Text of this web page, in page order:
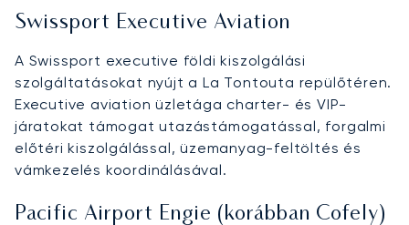
Swissport Executive Aviation
A Swissport executive földi kiszolgálási
szolgáltatásokat nyújt a La Tontouta repülőtéren.
Executive aviation üzletága charter- és VIP-
járatokat támogat utazástámogatással, forgalmi
előtéri kiszolgálással, üzemanyag-feltöltés és
vámkezelés koordinálásával.
Pacific Airport Engie (korábban Cofely)